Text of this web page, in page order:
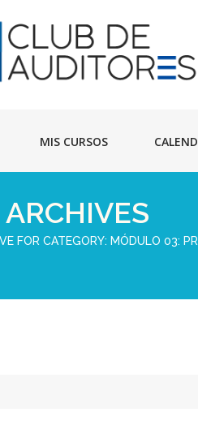
MIS CURSOS
FOR CATEGORY: MÓDULO 03: